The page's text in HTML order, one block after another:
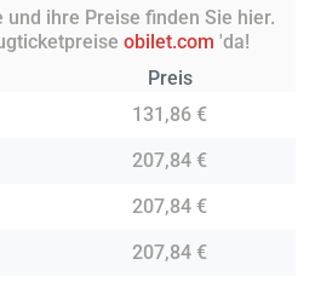
ihre Preise finden Sie hier.
obilet.com 'da!
Preis
131,86 €
207,84 €
207,84 €
207,84 €